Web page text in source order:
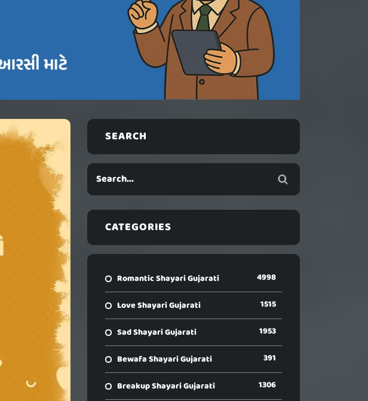
SEARCH
CATEGORIES
Romantic Shayari Gujarati 4998
Love Shayari Gujarati 1515
Sad Shayari Gujarati 1953
Bewafa Shayari Gujarati 391
Breakup Shayari Gujarati 1306